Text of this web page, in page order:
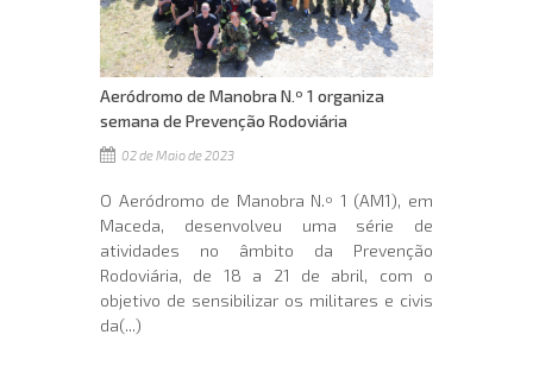
Aeródromo de Manobra N.º 1 organiza
semana de Prevenção Rodoviária
02 de Maio de 2023
O Aeródromo de Manobra N.º 1 (AM1), em
Maceda, desenvolveu uma série de
atividades no âmbito da Prevenção
Rodoviária, de 18 a 21 de abril, com o
objetivo de sensibilizar os militares e civis
da(...)